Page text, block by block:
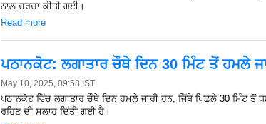
ਨਾਲ ਚਰਚਾ ਕੀਤੀ ਗਈ।
Read more
ਪਠਾਨਕੋਟ: ਲਗਾਤਾਰ ਚੌਥੇ ਦਿਨ 30 ਮਿੰਟ ਤੋਂ ਹਮਲੇ
May 10, 2025, 09:58 IST
ਪਠਾਨਕੋਟ ਵਿੱਚ ਲਗਾਤਾਰ ਚੌਥੇ ਦਿਨ ਹਮਲੇ ਜਾਰੀ ਹਨ, ਜਿੱਥੇ ਪਿਛਲੇ 30 ਮਿੰਟ
ਰਹਿਣ ਦੀ ਸਲਾਹ ਦਿੱਤੀ ਗਈ ਹੈ।